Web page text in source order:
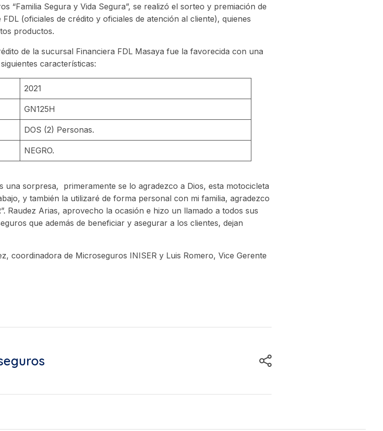
“Familia Segura y Vida Segura”, se realizó el sorteo y premiación de
(oficiales de crédito y oficiales de atención al cliente), quienes
productos.
de la sucursal Financiera FDL Masaya fue la favorecida con una
características:
2021
GN125H
DOS (2) Personas.
NEGRO.
una sorpresa, primeramente se lo agradezco a Dios, esta motocicleta
y también la utilizaré de forma personal con mi familia, agradezco
Raudez Arias, aprovecho la ocasión e hizo un llamado a todos sus
que además de beneficiar y asegurar a los clientes, dejan
coordinadora de Microseguros INISER y Luis Romero, Vice Gerente